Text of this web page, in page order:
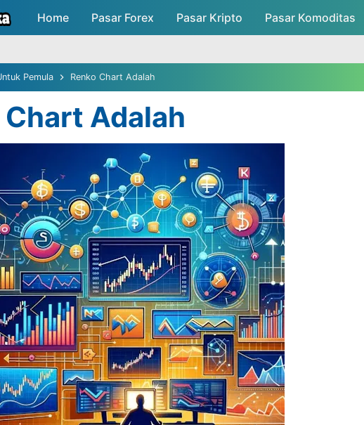
Skip to main content
Home Pasar Forex Pasar Kripto Pasar Komoditas
Pemula Renko Chart Adalah
Chart Adalah